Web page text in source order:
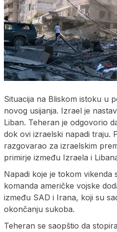
Situacija na Bliskom istoku u
novog usijanja. Izrael je
Liban. Teheran je odgovorio
dok ovi izraelski napadi traju.
razgovarao za izraelskim
primirje između Izraela i
Napadi koje je tokom vikenda
komanda američke vojske
između SAD i Irana, koji su
okončanju sukoba.
Teheran se saopštio da